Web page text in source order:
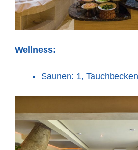
Wellness:
Saunen: 1, Tauchbecken